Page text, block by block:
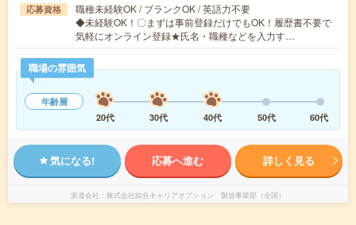
応募資格
職種未経験OK / ブランクOK / 英語力不要
◆未経験OK！〇まずは事前登録だけでもOK！履歴書不要で
気軽にオンライン登録★氏名・職種などを入力す…
職場の雰囲気
年齢層
20代
30代 40代 50代 60代
気になる! 応募へ進む 詳しく見る
派遣会社 株式会社綜合キャリアオプション 製造事業部（全国）